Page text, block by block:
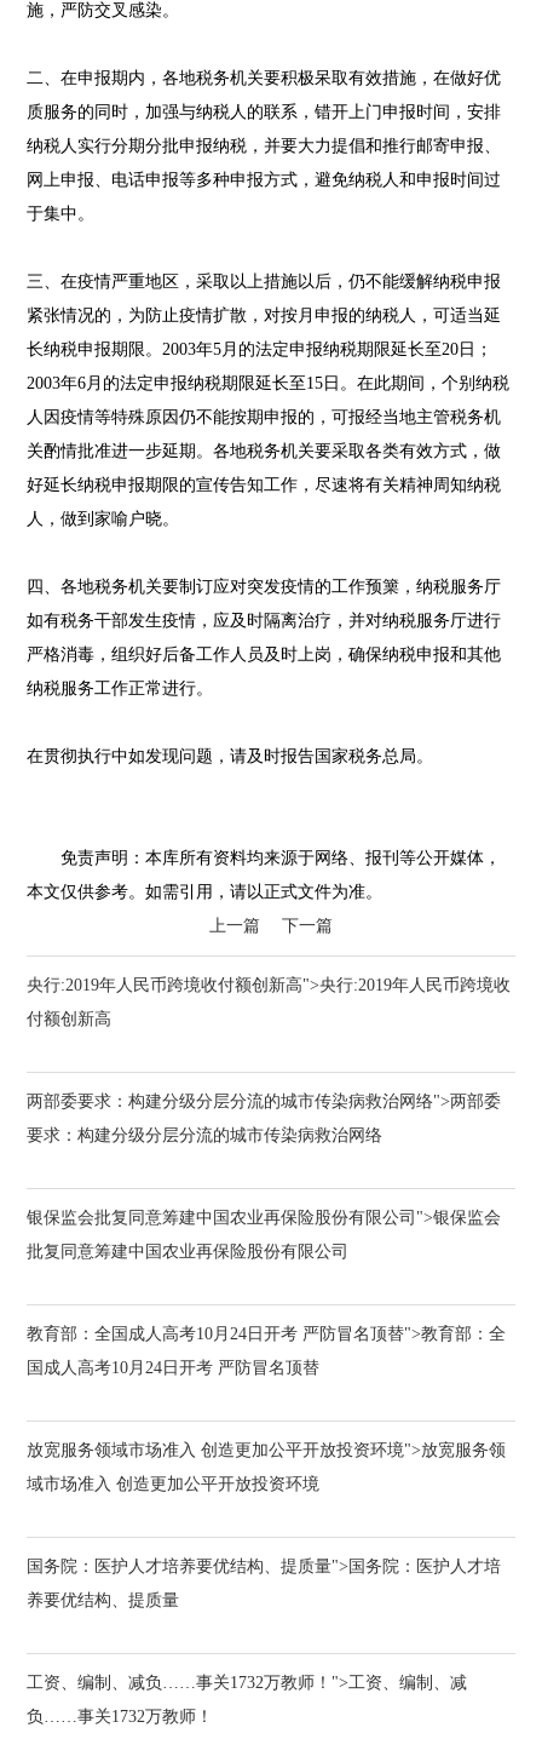
施，严防交叉感染。
二、在申报期内，各地税务机关要积极呆取有效措施，在做好优
质服务的同时，加强与纳税人的联系，错开上门申报时间，安排
纳税人实行分期分批申报纳税，并要大力提倡和推行邮寄申报、
网上申报、电话申报等多种申报方式，避免纳税人和申报时间过
于集中。
三、在疫情严重地区，采取以上措施以后，仍不能缓解纳税申报
紧张情况的，为防止疫情扩散，对按月申报的纳税人，可适当延
长纳税申报期限。2003年5月的法定申报纳税期限延长至20日；
2003年6月的法定申报纳税期限延长至15日。在此期间，个别纳税
人因疫情等特殊原因仍不能按期申报的，可报经当地主管税务机
关酌情批准进一步延期。各地税务机关要采取各类有效方式，做
好延长纳税申报期限的宣传告知工作，尽速将有关精神周知纳税
人，做到家喻户晓。
四、各地税务机关要制订应对突发疫情的工作预篥，纳税服务厅
如有税务干部发生疫情，应及时隔离治疗，并对纳税服务厅进行
严格消毒，组织好后备工作人员及时上岗，确保纳税申报和其他
纳税服务工作正常进行。
在贯彻执行中如发现问题，请及时报告国家税务总局。
免责声明：本库所有资料均来源于网络、报刊等公开媒体，
本文仅供参考。如需引用，请以正式文件为准。
上一篇
下一篇
央行:2019年人民币跨境收付额创新高">央行:2019年人民币跨境收
付额创新高
两部委要求：构建分级分层分流的城市传染病救治网络">两部委
要求：构建分级分层分流的城市传染病救治网络
银保监会批复同意筹建中国农业再保险股份有限公司">银保监会
批复同意筹建中国农业再保险股份有限公司
教育部：全国成人高考10月24日开考 严防冒名顶替">教育部：全
国成人高考10月24日开考 严防冒名顶替
放宽服务领域市场准入 创造更加公平开放投资环境">放宽服务领
域市场准入 创造更加公平开放投资环境
国务院：医护人才培养要优结构、提质量">国务院：医护人才培
养要优结构、提质量
工资、编制、减负……事关1732万教师！">工资、编制、减
负……事关1732万教师！